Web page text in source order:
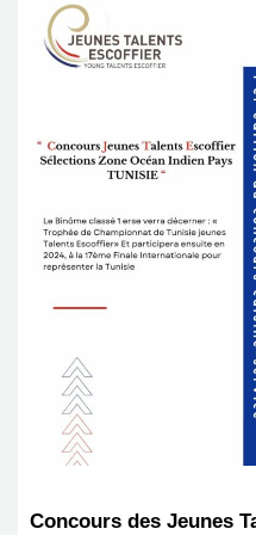
Concours des Jeunes